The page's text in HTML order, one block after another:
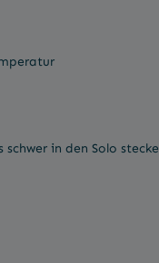
in den Solo